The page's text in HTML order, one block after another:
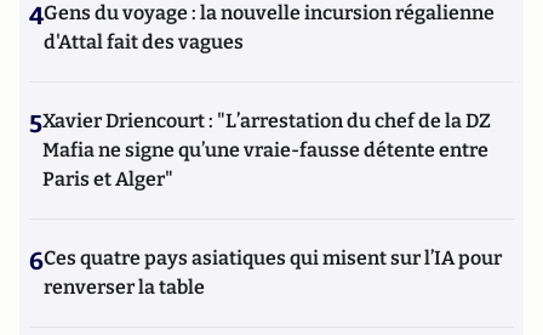
4Gens du voyage : la nouvelle incursion régalienne
d'Attal fait des vagues
5Xavier Driencourt : "L’arrestation du chef de la DZ
Mafia ne signe qu’une vraie-fausse détente entre
Paris et Alger"
6Ces quatre pays asiatiques qui misent sur l’IA pour
renverser la table